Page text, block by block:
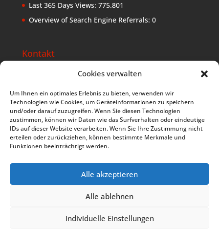
Cookies verwalten
Um Ihnen ein optimales Erlebnis zu bieten, verwenden wir
Technologien wie Cookies, um Geräteinformationen zu speichern
und/oder darauf zuzugreifen. Wenn Sie diesen Technologien
zustimmen, können wir Daten wie das Surfverhalten oder eindeutige
IDs auf dieser Website verarbeiten. Wenn Sie Ihre Zustimmung nicht
erteilen oder zurückziehen, können bestimmte Merkmale und
Funktionen beeinträchtigt werden.
Alle akzeptieren
Alle ablehnen
Individuelle Einstellungen
Last 365 Days Views: 775.801
Overview of Search Engine Referrals: 0
Kontakt
D-82288 Kottgeisering
Germany
Tel: +49 8144 2460347
komm(at)lebe-deine-berufung.de
Datenschutzerklärung Impressum